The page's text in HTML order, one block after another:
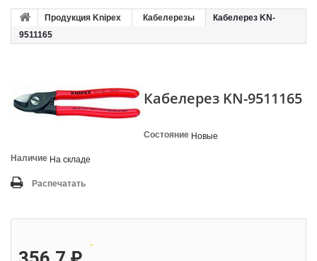
Продукция Knipex Кабелерезы
Кабелерез KN-
9511165
Кабелерез KN-9511165
Состояние Новые
Наличие На складе
Распечатать